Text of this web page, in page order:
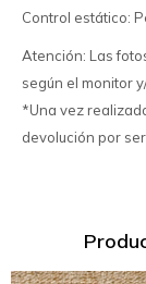
Control estático:
Atención: Las
según el monitor
*Una vez
devolución por